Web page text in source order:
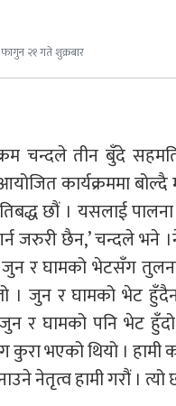
२१ गते शुक्रबार
चन्दले तीन बुँदे
आयोजित कार्यक्रममा
छौं । यसलाई
जरुरी छैन,’ चन्दले भने
र घामको भेटसँग
जुन र घामको भेट हुँदैन
र घामको पनि भेट हुँदो
कुरा भएको थियो ।
नेतृत्व हामी गरौं ।